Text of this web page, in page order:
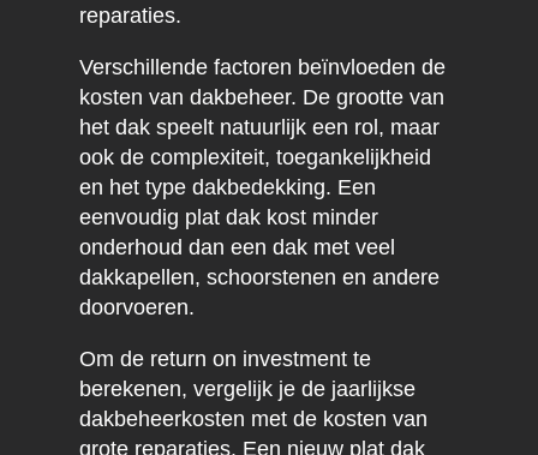
reparaties.
Verschillende factoren beïnvloeden de
kosten van dakbeheer. De grootte van
het dak speelt natuurlijk een rol, maar
ook de complexiteit, toegankelijkheid
en het type dakbedekking. Een
eenvoudig plat dak kost minder
onderhoud dan een dak met veel
dakkapellen, schoorstenen en andere
doorvoeren.
Om de return on investment te
berekenen, vergelijk je de jaarlijkse
dakbeheerkosten met de kosten van
grote reparaties. Een nieuw plat dak